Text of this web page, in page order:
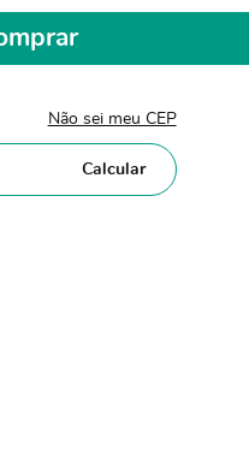
Não sei meu CEP
Calcular